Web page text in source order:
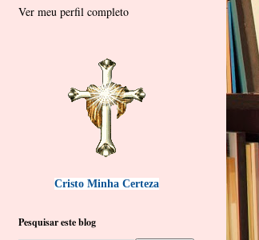
Ver meu perfil completo
Cristo Minha Certeza
Pesquisar este blog